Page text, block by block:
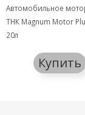
Автомобильное
ТНК Magnum Motor
20л
Купить